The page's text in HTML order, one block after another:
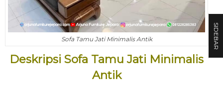
Sofa Tamu Jati Minimalis Antik
Deskripsi Sofa Tamu Jati Minimalis
Antik
SIDEBAR